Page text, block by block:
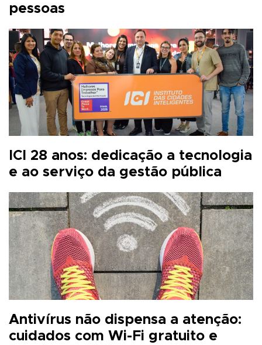
pessoas
ICI 28 anos: dedicação a tecnologia
e ao serviço da gestão pública
Antivírus não dispensa a atenção:
cuidados com Wi-Fi gratuito e